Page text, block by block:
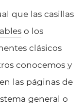
que las casillas
o los
clásicos
conocemos y
las páginas de
general o